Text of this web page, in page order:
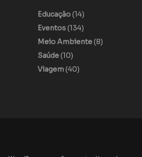
Educação(14)
Eventos(134)
Meio Ambiente(8)
Saúde(10)
Viagem(40)